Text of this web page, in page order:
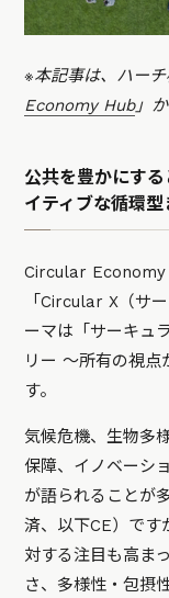
※本記事は、ハー
Economy Hub」
公共を豊かにす
イティブな循環
Circular Economy
「Circular X（サ
ーマは「サーキュ
リー 〜所有の視点
す。
気候危機、生物多
保障、イノベーシ
が語られることが
済、以下CE）です
対する注目も高ま
さ、多様性・包摂